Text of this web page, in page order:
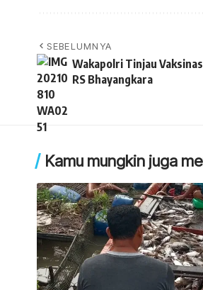
SEBELUMNYA
Wakapolri Tinjau
RS Bhayangkara
Kamu mungkin juga